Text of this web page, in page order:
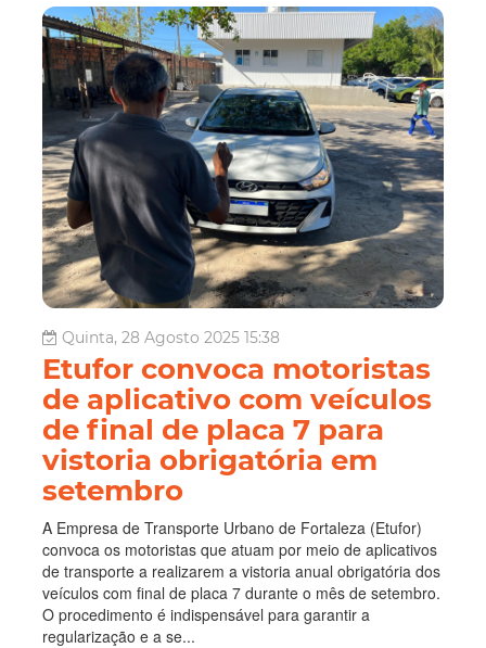
Quinta, 28 Agosto 2025 15:38
Etufor convoca motoristas
de aplicativo com veículos
de final de placa 7 para
vistoria obrigatória em
setembro
A Empresa de Transporte Urbano de Fortaleza (Etufor)
convoca os motoristas que atuam por meio de aplicativos
de transporte a realizarem a vistoria anual obrigatória dos
veículos com final de placa 7 durante o mês de setembro.
O procedimento é indispensável para garantir a
regularização e a se...